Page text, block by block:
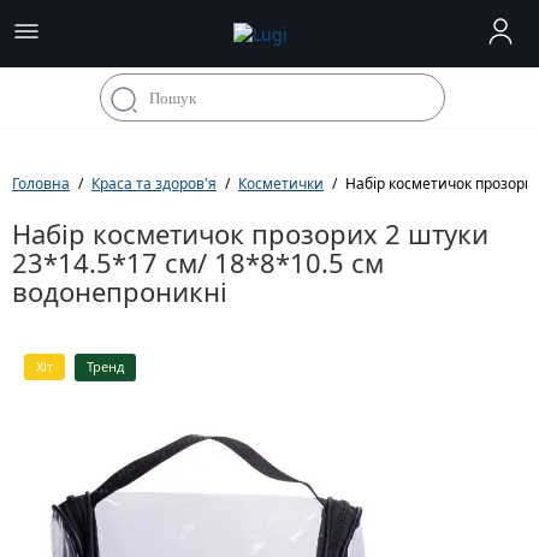
Головна Краса та здоров'я Косметички Набір косметичок
Набір косметичок прозорих 2 штуки
23*14.5*17 см/ 18*8*10.5 см
водонепроникні
Хіт Тренд